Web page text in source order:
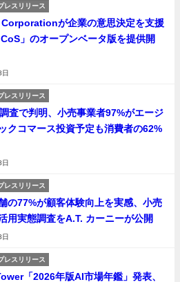
レスリリース
が企業の意思決定を支援
」のオープンベータ版を提供開
レスリリース
査で判明、小売事業者97%がエージ
クコマース投資予定も消費者の62%
レスリリース
の77%が顧客体験向上を実感、小売
用実態調査をA.T. カーニーが公開
レスリリース
「2026年版AI市場年鑑」発表、